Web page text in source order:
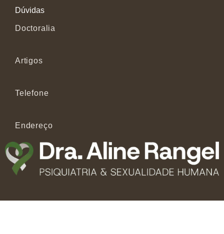
Dúvidas
Doctoralia
Artigos
Telefone
Endereço